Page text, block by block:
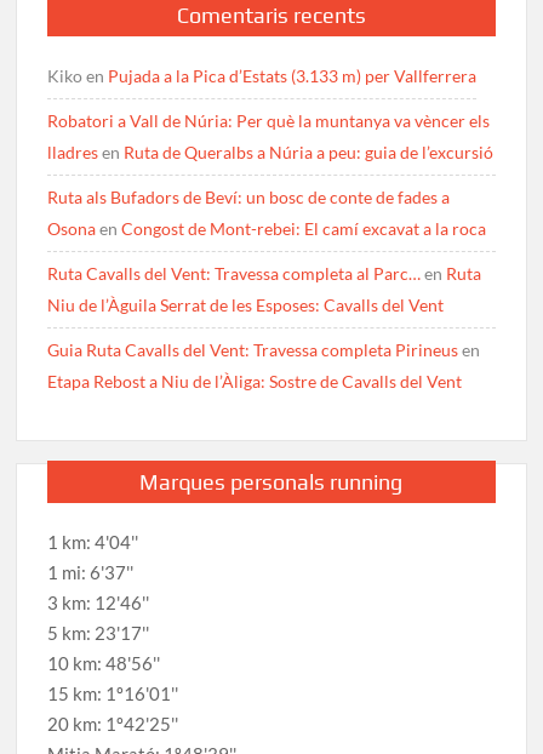
Comentaris recents
Kikoen Pujada a la Pica d’Estats (3.133 m) per Vallferrera
Robatori a Vall de Núria: Per què la muntanya va vèncer els
lladresen Ruta de Queralbs a Núria a peu: guia de l’excursió
Ruta als Bufadors de Beví: un bosc de conte de fades a
OsonaenCongost de Mont-rebei: El camí excavat a la roca
Ruta Cavalls del Vent: Travessa completa al Parc…en Ruta
Niu de l’Àguila Serrat de les Esposes: Cavalls del Vent
Guia Ruta Cavalls del Vent: Travessa completa Pirineusen
Etapa Rebost a Niu de l’Àliga: Sostre de Cavalls del Vent
Marques personals running
1 km: 4'04''
1 mi: 6'37''
3 km: 12'46''
5 km: 23'17''
10 km: 48'56''
15 km: 1º16'01''
20 km: 1º42'25''